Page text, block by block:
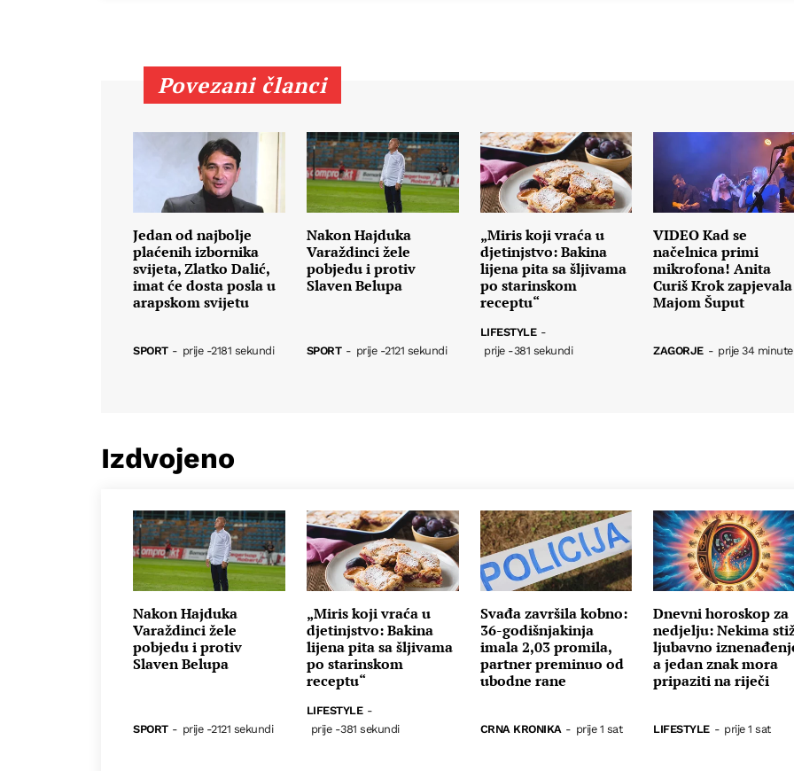
Povezani članci
Jedan od najbolje
plaćenih izbornika
svijeta, Zlatko Dalić,
imat će dosta posla u
arapskom svijetu
SPORT - prije -2181 sekundi
Nakon Hajduka
Varaždinci žele
pobjedu i protiv
Slaven Belupa
SPORT - prije -2121 sekundi
„Miris koji vraća u
djetinjstvo: Bakina
lijena pita sa šljivama
po starinskom
receptu“
LIFESTYLE -
prije -381 sekundi
VIDEO Kad se
načelnica primi
mikrofona! Anita
Curiš Krok zapjevala
Majom Šuput
ZAGORJE - prije 34 minute
Izdvojeno
Nakon Hajduka
Varaždinci žele
pobjedu i protiv
Slaven Belupa
SPORT - prije -2121 sekundi
„Miris koji vraća u
djetinjstvo: Bakina
lijena pita sa šljivama
po starinskom
receptu“
LIFESTYLE -
prije -381 sekundi
Svađa završila kobno:
36-godišnjakinja
imala 2,03 promila,
partner preminuo od
ubodne rane
CRNA KRONIKA - prije 1 sat
Dnevni horoskop za
nedjelju: Nekima
ljubavno
a jedan znak mora
pripaziti na riječi
LIFESTYLE - prije 1 sat